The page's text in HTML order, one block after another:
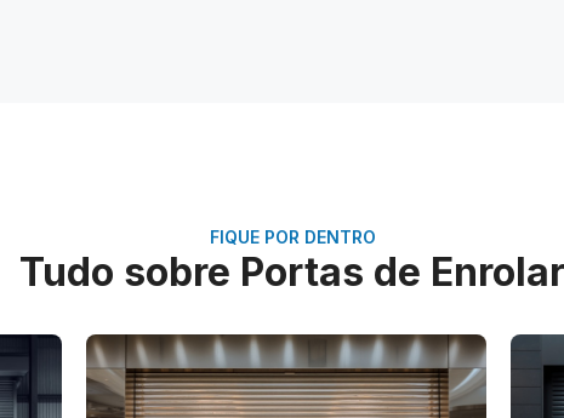
FIQUE POR DENTRO
Tudo sobre Portas de Enrolar